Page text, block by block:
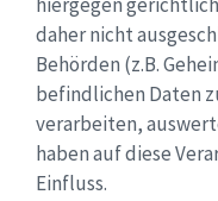
daher nicht
Behörden (z.B.
befindlichen Daten
verarbeiten,
haben auf diese
Einfluss.